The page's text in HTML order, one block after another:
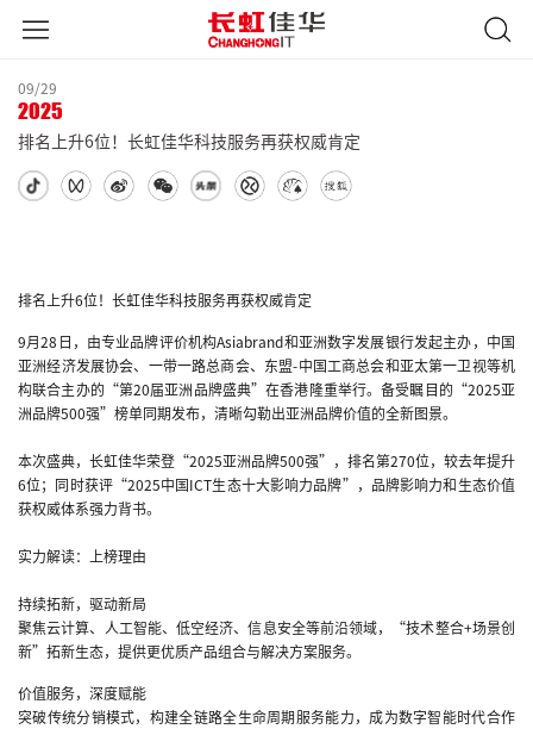
09/29
2025
排名上升6位！长虹佳华科技服务再获权威肯定
排名上升6位！长虹佳华科技服务再获权威肯定
9月28日，由专业品牌评价机构Asiabrand和亚洲数字发展银行发起主办，中国
亚洲经济发展协会、一带一路总商会、东盟-中国工商总会和亚太第一卫视等机
构联合主办的“第20届亚洲品牌盛典”在香港隆重举行。备受瞩目的“2025亚
洲品牌500强”榜单同期发布，清晰勾勒出亚洲品牌价值的全新图景。
本次盛典，长虹佳华荣登“2025亚洲品牌500强”，排名第270位，较去年提升
6位；同时获评“2025中国ICT生态十大影响力品牌”，品牌影响力和生态价值
获权威体系强力背书。
实力解读：上榜理由
持续拓新，驱动新局
聚焦云计算、人工智能、低空经济、信息安全等前沿领域，“技术整合+场景创
新”拓新生态，提供更优质产品组合与解决方案服务。
价值服务，深度赋能
突破传统分销模式，构建全链路全生命周期服务能力，成为数字智能时代合作